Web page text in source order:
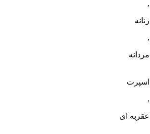
,
زنانه
,
مردانه
اسپرت
,
عقربه ای